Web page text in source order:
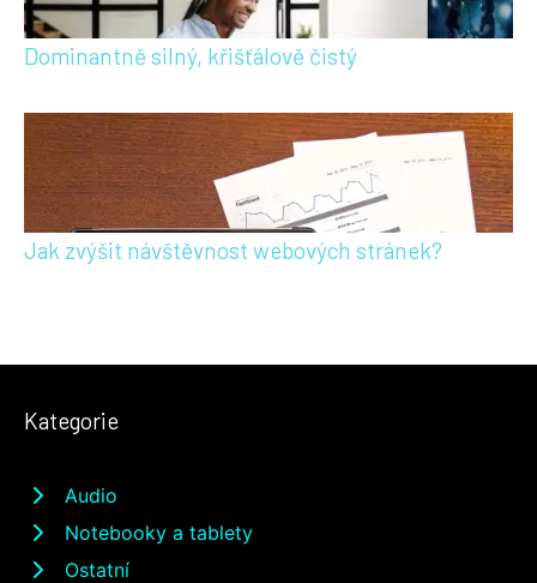
Dominantně silný, křišťálově čistý
Jak zvýšit návštěvnost webových stránek?
Kategorie
Audio
Notebooky a tablety
Ostatní